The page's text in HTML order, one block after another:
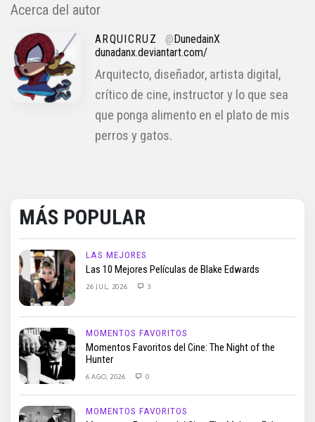
Acerca del autor
ARQUICRUZ @ DunedainX
dunadanx.deviantart.com/
Arquitecto, diseñador, artista digital,
crítico de cine, instructor y lo que sea
que ponga alimento en el plato de mis
perros y gatos.
MÁS POPULAR
LAS MEJORES
Las 10 Mejores Películas de Blake Edwards
26 JUL, 2026 3
MOMENTOS FAVORITOS
Momentos Favoritos del Cine: The Night of the
Hunter
6 AGO, 2026 0
MOMENTOS FAVORITOS